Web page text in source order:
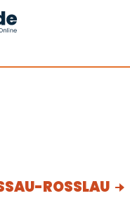
ROSSLAU